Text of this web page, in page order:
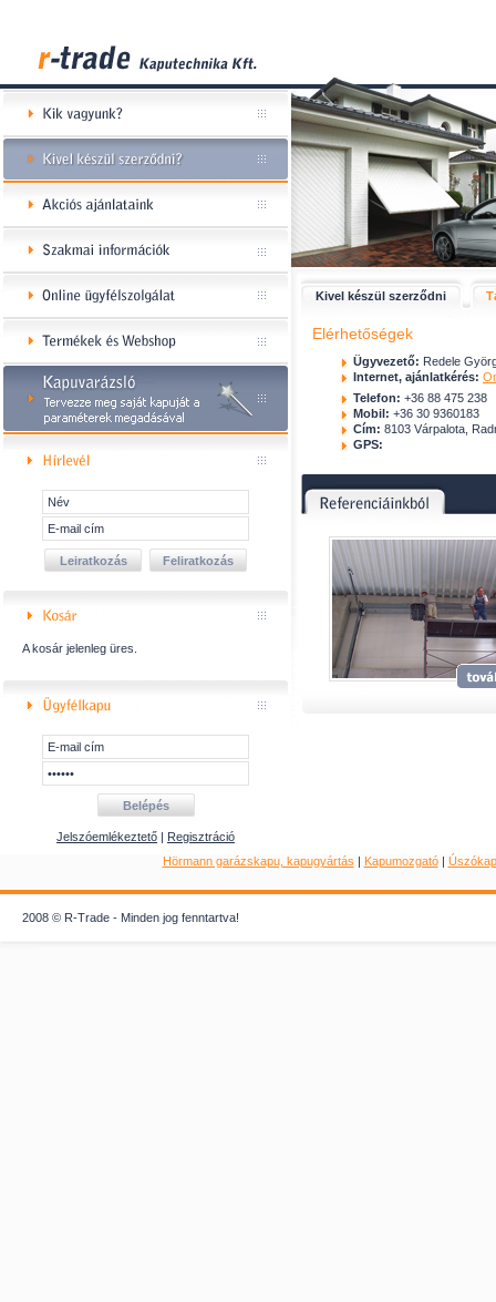
A kosár jelenleg üres.
Jelszóemlékeztető | Regisztráció
Kivel készül szerződni
Elérhetőségek
Ügyvezető: Redele
Internet, ajánlatkérés:
Telefon: +36 88 475 238
Mobil: +36 30 9360183
Cím: 8103 Várpalota,
GPS:
Hörmann garázskapu, kapugyártás | Kapumozgató|
2008 © R-Trade - Minden jog fenntartva!